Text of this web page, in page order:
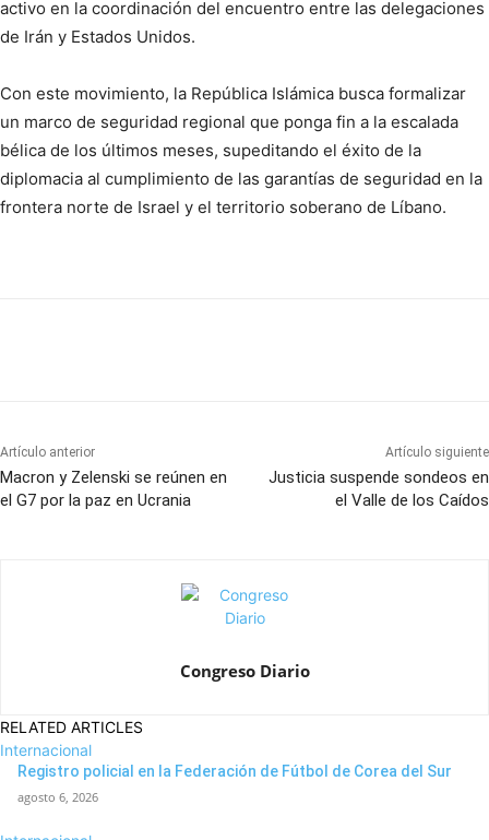
activo en la coordinación del encuentro entre las delegaciones
de Irán y Estados Unidos.
Con este movimiento, la República Islámica busca formalizar
un marco de seguridad regional que ponga fin a la escalada
bélica de los últimos meses, supeditando el éxito de la
diplomacia al cumplimiento de las garantías de seguridad en la
frontera norte de Israel y el territorio soberano de Líbano.
Artículo anterior
Macron y Zelenski se reúnen en
el G7 por la paz en Ucrania
Artículo siguiente
Justicia suspende sondeos en
el Valle de los Caídos
Congreso Diario
RELATED ARTICLES
Internacional
Registro policial en la Federación de Fútbol de Corea del Sur
agosto 6, 2026